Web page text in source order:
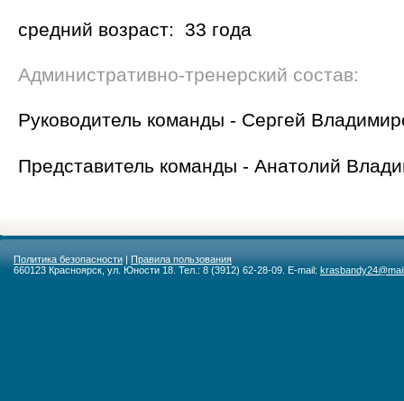
средний возраст: 33 года
Административно-тренерский состав:
Руководитель команды - Сергей
Представитель команды - Анатолий
Политика безопасности|Правила пользования
660123 Красноярск, ул. Юности 18. Тел.: 8 (3912) 62-28-09. E-mail: